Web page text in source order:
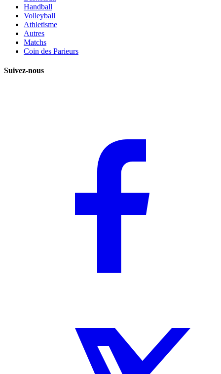
Handball
Volleyball
Athletisme
Autres
Matchs
Coin des Parieurs
Suivez-nous